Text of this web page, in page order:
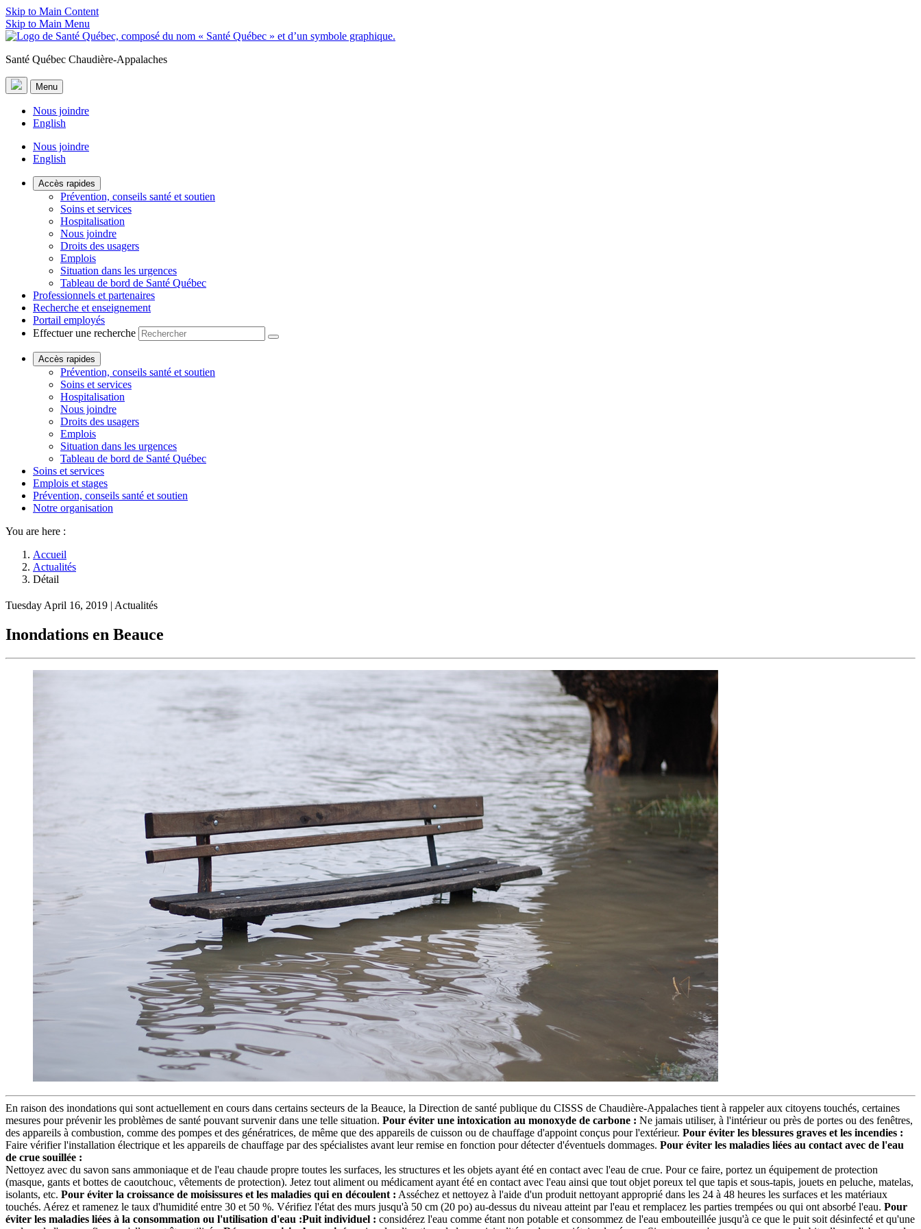
Skip to Main Content
Skip to Main Menu
Santé Québec Chaudière-Appalaches
Menu
Nous joindre
English
Nous joindre
English
Accès rapides
Prévention, conseils santé et soutien
Soins et services
Hospitalisation
Nous joindre
Droits des usagers
Emplois
Situation dans les urgences
Tableau de bord de Santé Québec
Professionnels et partenaires
Recherche et enseignement
Portail employés
Effectuer une recherche
Accès rapides
Prévention, conseils santé et soutien
Soins et services
Hospitalisation
Nous joindre
Droits des usagers
Emplois
Situation dans les urgences
Tableau de bord de Santé Québec
Soins et services
Emplois et stages
Prévention, conseils santé et soutien
Notre organisation
You are here :
Accueil
Actualités
Détail
Tuesday April 16, 2019 | Actualités
Inondations en Beauce
En raison des inondations qui sont actuellement en cours dans certains secteurs de la Beauce, la Direction de santé publique du CISSS de Chaudière-Appalaches tient à rappeler aux citoyens touchés, certaines
mesures pour prévenir les problèmes de santé pouvant survenir dans une telle situation. Pour éviter une intoxication au monoxyde de carbone : Ne jamais utiliser, à l'intérieur ou près de portes ou des fenêtres,
des appareils à combustion, comme des pompes et des génératrices, de même que des appareils de cuisson ou de chauffage d'appoint conçus pour l'extérieur. Pour éviter les blessures graves et les incendies :
Faire vérifier l'installation électrique et les appareils de chauffage par des spécialistes avant leur remise en fonction pour détecter d'éventuels dommages. Pour éviter les maladies liées au contact avec de l'eau
de crue souillée :
Nettoyez avec du savon sans ammoniaque et de l'eau chaude propre toutes les surfaces, les structures et les objets ayant été en contact avec l'eau de crue. Pour ce faire, portez un équipement de protection
(masque, gants et bottes de caoutchouc, vêtements de protection). Jetez tout aliment ou médicament ayant été en contact avec l'eau ainsi que tout objet poreux tel que tapis et sous-tapis, jouets en peluche, matelas,
isolants, etc. Pour éviter la croissance de moisissures et les maladies qui en découlent : Asséchez et nettoyez à l'aide d'un produit nettoyant approprié dans les 24 à 48 heures les surfaces et les matériaux
touchés. Aérez et ramenez le taux d'humidité entre 30 et 50 %. Vérifiez l'état des murs jusqu'à 50 cm (20 po) au‑dessus du niveau atteint par l'eau et remplacez les parties trempées ou qui ont absorbé l'eau. Pour
éviter les maladies liées à la consommation ou l'utilisation d'eau :Puit individuel : considérez l'eau comme étant non potable et consommez de l'eau embouteillée jusqu'à ce que le puit soit désinfecté et qu'une